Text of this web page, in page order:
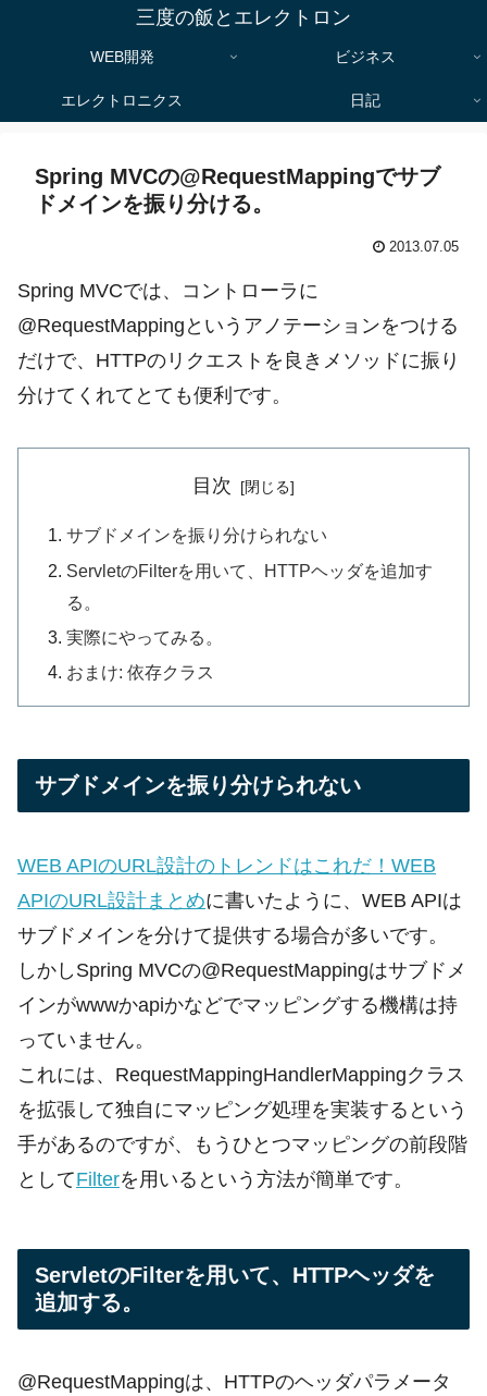
三度の飯とエレクトロン
WEB開発 ビジネス
エレクトロニクス 日記
Spring MVCの@RequestMappingでサブ
ドメインを振り分ける。
2013.07.05
Spring MVCでは、コントローラに
@RequestMappingというアノテーションをつける
だけで、HTTPのリクエストを良きメソッドに振り
分けてくれてとても便利です。
目次
サブドメインを振り分けられない
ServletのFilterを用いて、HTTPヘッダを追加す
る。
実際にやってみる。
おまけ: 依存クラス
サブドメインを振り分けられない
WEB APIのURL設計のトレンドはこれだ！WEB
APIのURL設計まとめに書いたように、WEB APIは
サブドメインを分けて提供する場合が多いです。
しかしSpring MVCの@RequestMappingはサブドメ
インがwwwかapiかなどでマッピングする機構は持
っていません。
これには、RequestMappingHandlerMappingクラス
を拡張して独自にマッピング処理を実装するという
手があるのですが、もうひとつマッピングの前段階
としてFilterを用いるという方法が簡単です。
ServletのFilterを用いて、HTTPヘッダを
追加する。
@RequestMappingは、HTTPのヘッダパラメータ